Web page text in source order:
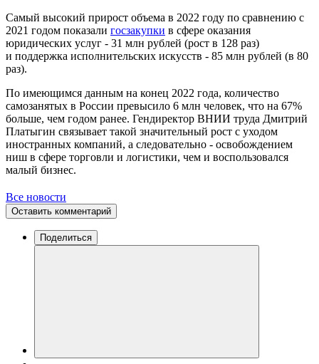
Самый высокий прирост объема в 2022 году по сравнению с
2021 годом показали госзакупки в сфере оказания
юридических услуг - 31 млн рублей (рост в 128 раз)
и поддержка исполнительских искусств - 85 млн рублей (в 80
раз).
По имеющимся данным на конец 2022 года, количество
самозанятых в России превысило 6 млн человек, что на 67%
больше, чем годом ранее. Гендиректор ВНИИ труда Дмитрий
Платыгин связывает такой значительный рост с уходом
иностранных компаний, а следовательно - освобождением
ниш в сфере торговли и логистики, чем и воспользовался
малый бизнес.
Все новости
Оставить комментарий
Поделиться